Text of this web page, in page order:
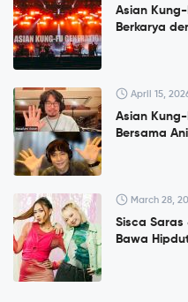
Asian
Berkarya
April 15,
Asian
Bersama
March 28,
Sisca Saras
Bawa